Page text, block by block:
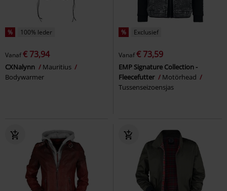
% 100% leder
Vanaf€ 73,94
CXNalynn
Mauritius
Bodywarmer
% Exclusief
Vanaf€ 73,59
EMP Signature Collection -
Fleecefutter
Motörhead
Tussenseizoensjas